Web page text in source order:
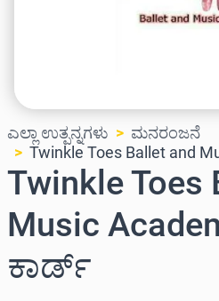
ಎಲ್ಲಾ ಉತ್ಪನ್ನಗಳು
ಮನರಂಜನೆ
Twinkle Toes Ballet and
Twinkle Toes
Music
ಕಾರ್ಡ್